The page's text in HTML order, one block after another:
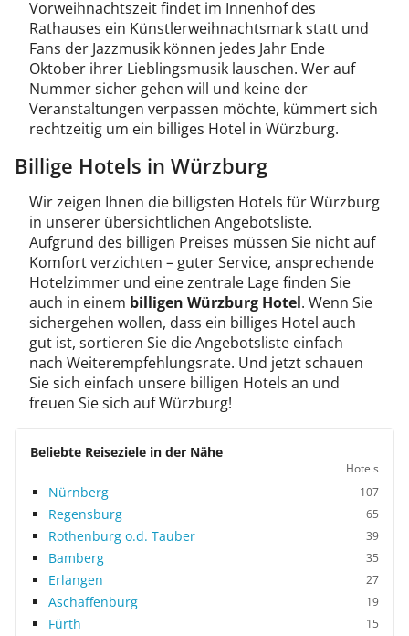
Vorweihnachtszeit findet im Innenhof des
Rathauses ein Künstlerweihnachtsmark statt und
Fans der Jazzmusik können jedes Jahr Ende
Oktober ihrer Lieblingsmusik lauschen. Wer auf
Nummer sicher gehen will und keine der
Veranstaltungen verpassen möchte, kümmert sich
rechtzeitig um ein billiges Hotel in Würzburg.
Billige Hotels in Würzburg
Wir zeigen Ihnen die billigsten Hotels für Würzburg
in unserer übersichtlichen Angebotsliste.
Aufgrund des billigen Preises müssen Sie nicht auf
Komfort verzichten – guter Service, ansprechende
Hotelzimmer und eine zentrale Lage finden Sie
auch in einem billigen Würzburg Hotel. Wenn Sie
sichergehen wollen, dass ein billiges Hotel auch
gut ist, sortieren Sie die Angebotsliste einfach
nach Weiterempfehlungsrate. Und jetzt schauen
Sie sich einfach unsere billigen Hotels an und
freuen Sie sich auf Würzburg!
Beliebte Reiseziele in der Nähe
Hotels
Nürnberg 107
Regensburg 65
Rothenburg o.d. Tauber 39
Bamberg 35
Erlangen 27
Aschaffenburg 19
Fürth 15